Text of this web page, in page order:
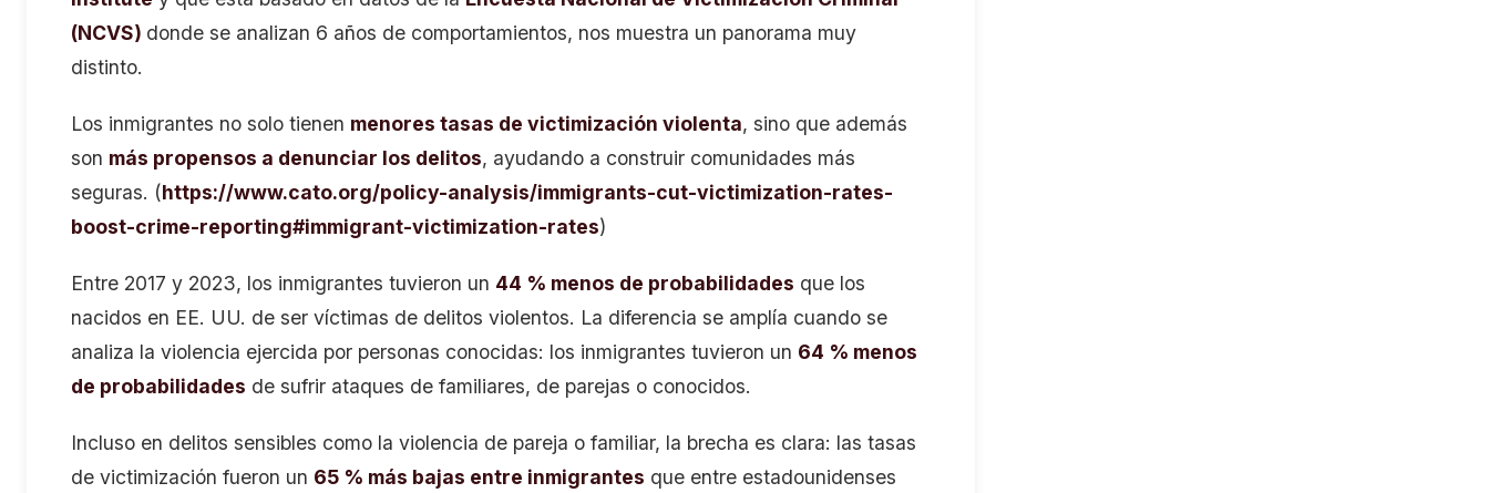
(NCVS) donde se analizan 6 años de comportamientos, nos muestra un panorama muy
distinto.
Los inmigrantes no solo tienen menores tasas de victimización violenta, sino que además
son más propensos a denunciar los delitos, ayudando a construir comunidades más
seguras. (https://www.cato.org/policy-analysis/immigrants-cut-victimization-rates-
boost-crime-reporting#immigrant-victimization-rates)
Entre 2017 y 2023, los inmigrantes tuvieron un 44 % menos de probabilidades que los
nacidos en EE. UU. de ser víctimas de delitos violentos. La diferencia se amplía cuando se
analiza la violencia ejercida por personas conocidas: los inmigrantes tuvieron un 64 % menos
de probabilidades de sufrir ataques de familiares, de parejas o conocidos.
Incluso en delitos sensibles como la violencia de pareja o familiar, la brecha es clara: las tasas
de victimización fueron un 65 % más bajas entre inmigrantes que entre estadounidenses